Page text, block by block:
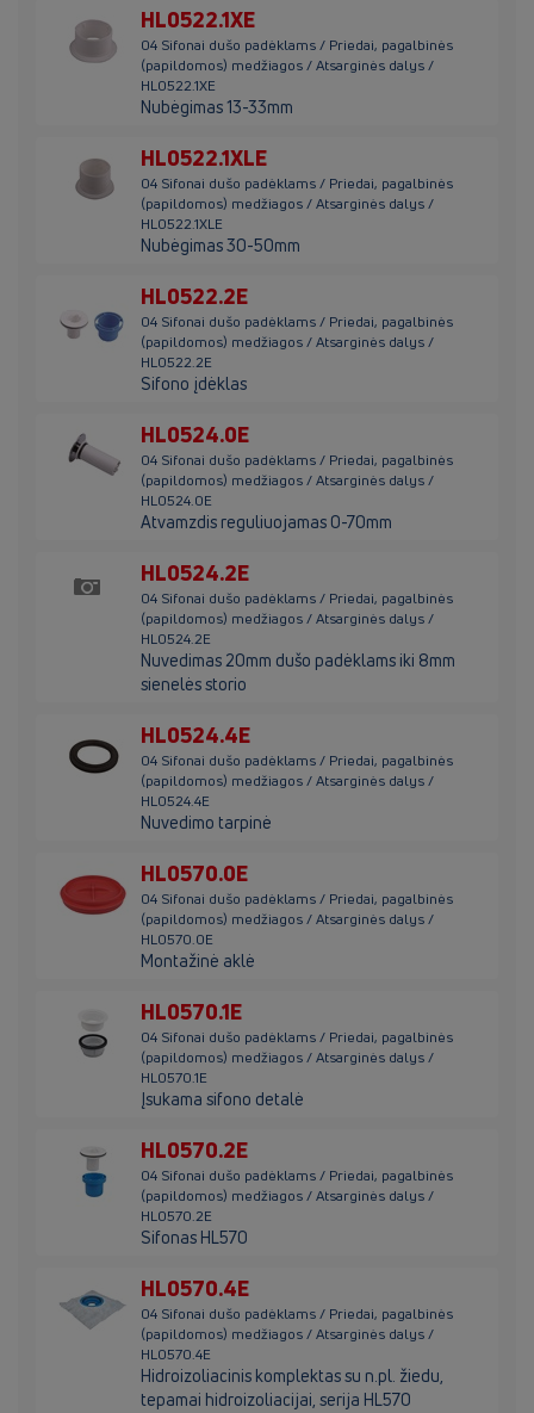
HL0522.1XE
04 Sifonai dušo padėklams / Priedai, pagalbinės
(papildomos) medžiagos / Atsarginės dalys /
HL0522.1XE
Nubėgimas 13-33mm
HL0522.1XLE
04 Sifonai dušo padėklams / Priedai, pagalbinės
(papildomos) medžiagos / Atsarginės dalys /
HL0522.1XLE
Nubėgimas 30-50mm
HL0522.2E
04 Sifonai dušo padėklams / Priedai, pagalbinės
(papildomos) medžiagos / Atsarginės dalys /
HL0522.2E
Sifono įdėklas
HL0524.0E
04 Sifonai dušo padėklams / Priedai, pagalbinės
(papildomos) medžiagos / Atsarginės dalys /
HL0524.0E
Atvamzdis reguliuojamas 0-70mm
HL0524.2E
04 Sifonai dušo padėklams / Priedai, pagalbinės
(papildomos) medžiagos / Atsarginės dalys /
HL0524.2E
Nuvedimas 20mm dušo padėklams iki 8mm
sienelės storio
HL0524.4E
04 Sifonai dušo padėklams / Priedai, pagalbinės
(papildomos) medžiagos / Atsarginės dalys /
HL0524.4E
Nuvedimo tarpinė
HL0570.0E
04 Sifonai dušo padėklams / Priedai, pagalbinės
(papildomos) medžiagos / Atsarginės dalys /
HL0570.0E
Montažinė aklė
HL0570.1E
04 Sifonai dušo padėklams / Priedai, pagalbinės
(papildomos) medžiagos / Atsarginės dalys /
HL0570.1E
Įsukama sifono detalė
HL0570.2E
04 Sifonai dušo padėklams / Priedai, pagalbinės
(papildomos) medžiagos / Atsarginės dalys /
HL0570.2E
Sifonas HL570
HL0570.4E
04 Sifonai dušo padėklams / Priedai, pagalbinės
(papildomos) medžiagos / Atsarginės dalys /
HL0570.4E
Hidroizoliacinis komplektas su n.pl. žiedu,
tepamai hidroizoliacijai, serija HL570